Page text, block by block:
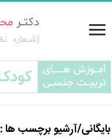
بایگانی/آرشیو برچسب ها :